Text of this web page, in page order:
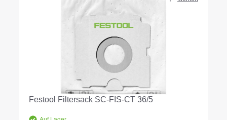
Festool Filtersack SC-FIS-CT 36/5